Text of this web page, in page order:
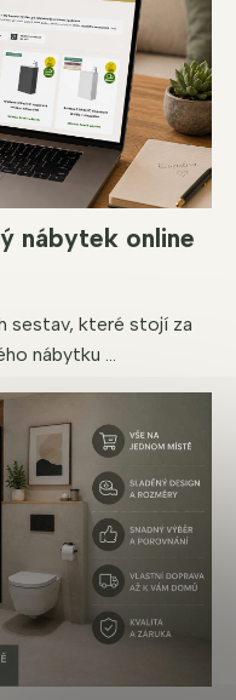
nábytek online
sestav, které stojí za
nábytku ...